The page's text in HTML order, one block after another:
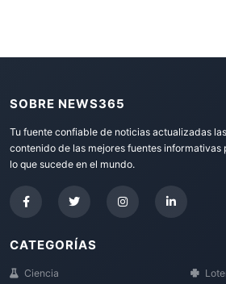
SOBRE NEWS365
Tu fuente confiable de noticias actualizadas
contenido de las mejores fuentes informativas
lo que sucede en el mundo.
CATEGORÍAS
Ciencia